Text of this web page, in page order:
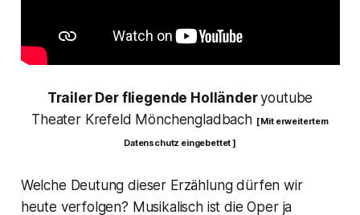
Trailer Der fliegende Holländeryoutube
Theater Krefeld Mönchengladbach [ Mit erweitertem
Datenschutz eingebettet ]
Welche Deutung dieser Erzählung dürfen wir
heute verfolgen? Musikalisch ist die Oper ja